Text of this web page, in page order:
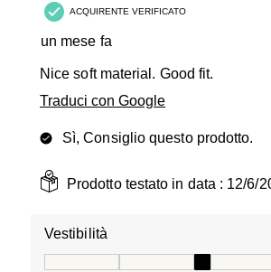
ACQUIRENTE VERIFICATO
un mese fa
Nice soft material. Good fit.
Traduci con Google
Sì, Consiglio questo prodotto.
Prodotto testato in data : 12/6/
Vestibilità